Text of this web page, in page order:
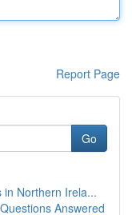
Report Page
Go
in Northern Irela...
Answered